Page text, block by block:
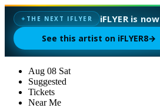
✦ THE NEXT IFLYER iFLYER is now
See this artist on iFLYER8→
Aug 08 Sat
Suggested
Tickets
Near Me